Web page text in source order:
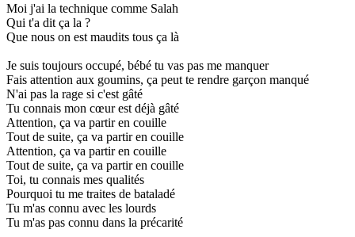
Moi j'ai la technique comme Salah
Qui t'a dit ça la ?
Que nous on est maudits tous ça là
Je suis toujours occupé, bébé tu vas pas me manquer
Fais attention aux goumins, ça peut te rendre garçon manqué
N'ai pas la rage si c'est gâté
Tu connais mon cœur est déjà gâté
Attention, ça va partir en couille
Tout de suite, ça va partir en couille
Attention, ça va partir en couille
Tout de suite, ça va partir en couille
Toi, tu connais mes qualités
Pourquoi tu me traites de bataladé
Tu m'as connu avec les lourds
Tu m'as pas connu dans la précarité